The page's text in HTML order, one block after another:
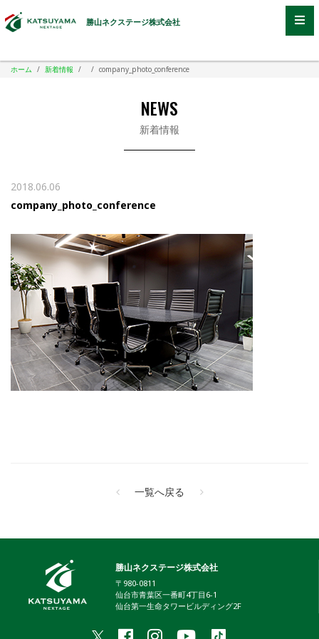
勝山ネクステージ株式会社
ホーム / 新着情報 / / company_photo_conference
NEWS
新着情報
2018.06.06
company_photo_conference
一覧へ戻る
勝山ネクステージ株式会社
〒980-0811
仙台市青葉区一番町4丁目6-1
仙台第一生命タワービルディング2F